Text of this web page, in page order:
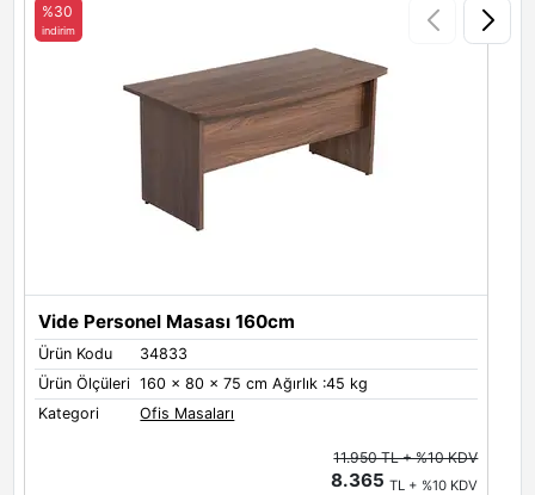
Vide Personel Masası 160cm
Ürün Kodu
34833
Ürün Ölçüleri 160 x 80 x 75 cm Ağırlık :45 kg
Kategori
Ofis Masaları
%30
indirim
11.950 TL + %10 KDV
8.365TL + %10 KDV